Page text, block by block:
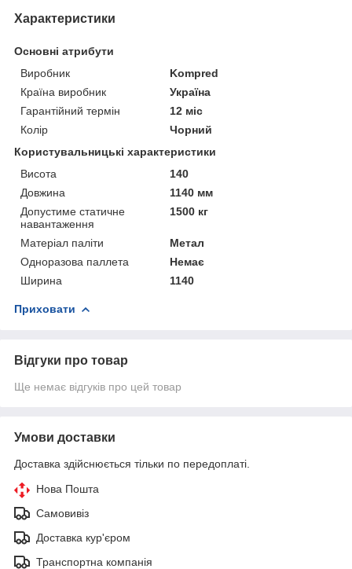
Характеристики
Основні атрибути
Виробник
Kompred
Країна виробник
Україна
Гарантійний термін
12 міс
Колір
Чорний
Користувальницькі характеристики
Висота
140
Довжина
1140 мм
Допустиме статичне
навантаження
1500 кг
Матеріал паліти
Метал
Одноразова паллета
Немає
Ширина
1140
Приховати
Відгуки про товар
Ще немає відгуків про цей товар
Умови доставки
Доставка здійснюється тільки по передоплаті.
Нова Пошта
Самовивіз
Доставка кур'єром
Транспортна компанія